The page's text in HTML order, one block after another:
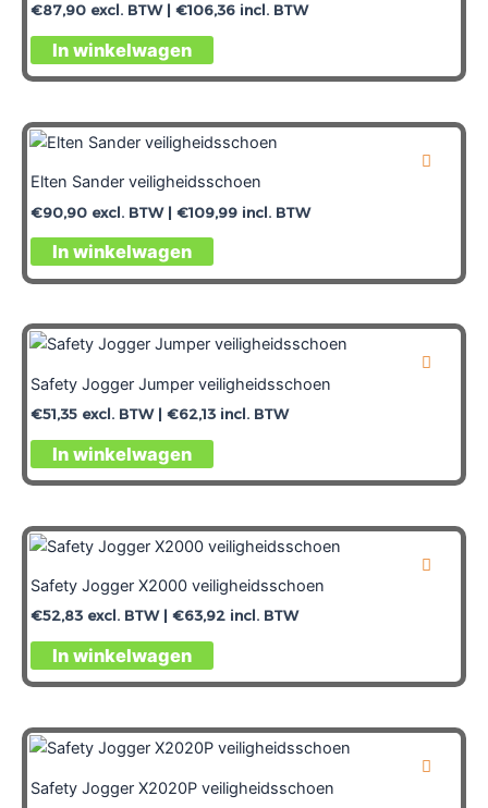
€87,90 excl. BTW | €106,36 incl. BTW
In winkelwagen
Elten Sander veiligheidsschoen
€90,90 excl. BTW | €109,99 incl. BTW
In winkelwagen
Safety Jogger Jumper veiligheidsschoen
€51,35 excl. BTW | €62,13 incl. BTW
In winkelwagen
Safety Jogger X2000 veiligheidsschoen
€52,83 excl. BTW | €63,92 incl. BTW
In winkelwagen
Safety Jogger X2020P veiligheidsschoen